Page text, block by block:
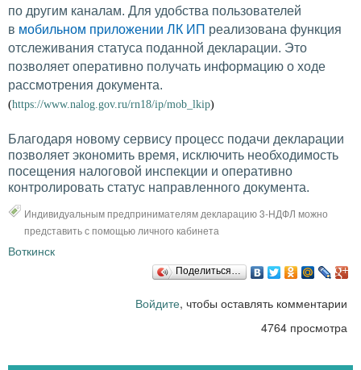
по другим каналам. Для удобства пользователей
в мобильном приложении ЛК ИП реализована функция
отслеживания статуса поданной декларации. Это
позволяет оперативно получать информацию о ходе
рассмотрения документа.
(https://www.nalog.gov.ru/rn18/ip/mob_lkip)
Благодаря новому сервису процесс подачи декларации
позволяет экономить время, исключить необходимость
посещения налоговой инспекции и оперативно
контролировать статус направленного документа.
Индивидуальным предпринимателям декларацию 3-НДФЛ можно
представить с помощью личного кабинета
Воткинск
Поделиться…
Войдите, чтобы оставлять комментарии
4764 просмотра